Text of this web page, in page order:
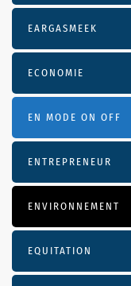
EARGASMEEK
ECONOMIE
EN MODE ON OFF
ENTREPRENEUR
ENVIRONNEMENT
EQUITATION